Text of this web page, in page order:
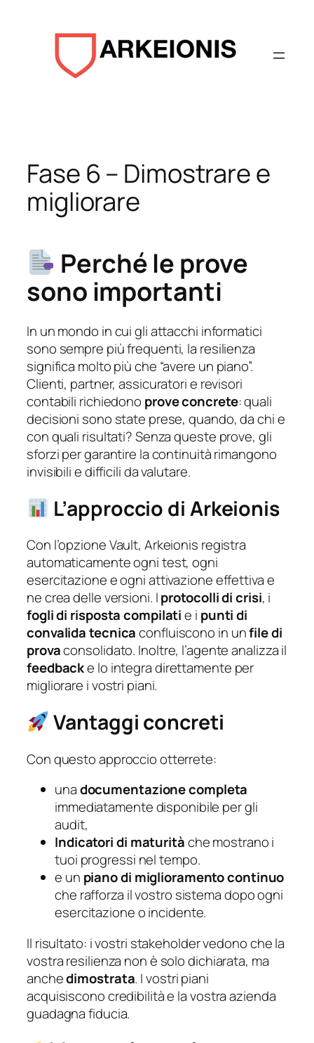
Fase 6 – Dimostrare e
migliorare
Perché le prove
sono importanti
In un mondo in cui gli attacchi informatici
sono sempre più frequenti, la resilienza
significa molto più che “avere un piano”.
Clienti, partner, assicuratori e revisori
contabili richiedono prove concrete: quali
decisioni sono state prese, quando, da chi e
con quali risultati? Senza queste prove, gli
sforzi per garantire la continuità rimangono
invisibili e difficili da valutare.
L’approccio di Arkeionis
Con l’opzione Vault, Arkeionis registra
automaticamente ogni test, ogni
esercitazione e ogni attivazione effettiva e
ne crea delle versioni. Iprotocolli di crisi, i
fogli di risposta compilatie i punti di
convalida tecnicaconfluiscono in unfile di
provaconsolidato. Inoltre, l’agente analizza il
feedbacke lo integra direttamente per
migliorare i vostri piani.
Vantaggi concreti
Con questo approccio otterrete:
unadocumentazione completa
immediatamente disponibile per gli
audit,
Indicatori di maturitàche mostrano i
tuoi progressi nel tempo.
e un piano di miglioramento continuo
che rafforza il vostro sistema dopo ogni
esercitazione o incidente.
Il risultato: i vostri stakeholder vedono che la
vostra resilienza non è solo dichiarata, ma
anchedimostrata. I vostri piani
acquisiscono credibilità e la vostra azienda
guadagna fiducia.